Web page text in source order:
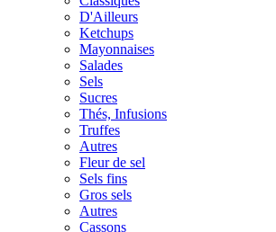
D'Ailleurs
Ketchups
Mayonnaises
Salades
Sels
Sucres
Thés, Infusions
Truffes
Autres
Fleur de sel
Sels fins
Gros sels
Autres
Cassons